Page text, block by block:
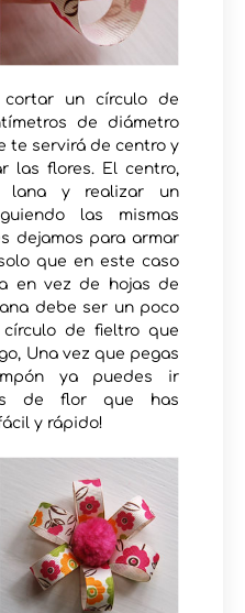
un círculo de
de diámetro
te servirá de centro y
las flores. El centro,
lana y realizar un
las mismas
dejamos para armar
que en este caso
en vez de hojas de
debe ser un poco
de fieltro que
Una vez que pegas
ya puedes ir
de flor que has
y rápido!